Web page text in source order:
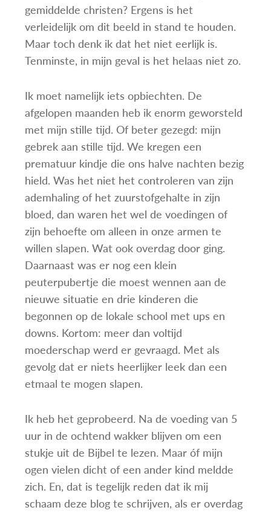
gemiddelde christen? Ergens is het
verleidelijk om dit beeld in stand te houden.
Maar toch denk ik dat het niet eerlijk is.
Tenminste, in mijn geval is het helaas niet zo.
Ik moet namelijk iets opbiechten. De
afgelopen maanden heb ik enorm geworsteld
met mijn stille tijd. Of beter gezegd: mijn
gebrek aan stille tijd. We kregen een
prematuur kindje die ons halve nachten bezig
hield. Was het niet het controleren van zijn
ademhaling of het zuurstofgehalte in zijn
bloed, dan waren het wel de voedingen of
zijn behoefte om alleen in onze armen te
willen slapen. Wat ook overdag door ging.
Daarnaast was er nog een klein
peuterpubertje die moest wennen aan de
nieuwe situatie en drie kinderen die
begonnen op de lokale school met ups en
downs. Kortom: meer dan voltijd
moederschap werd er gevraagd. Met als
gevolg dat er niets heerlijker leek dan een
etmaal te mogen slapen.
Ik heb het geprobeerd. Na de voeding van 5
uur in de ochtend wakker blijven om een
stukje uit de Bijbel te lezen. Maar óf mijn
ogen vielen dicht of een ander kind meldde
zich. En, dat is tegelijk reden dat ik mij
schaam deze blog te schrijven, als er overdag